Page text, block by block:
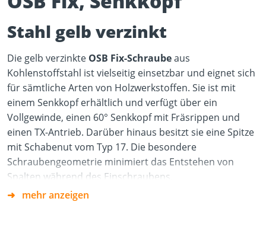
Stahl gelb verzinkt
Die gelb verzinkte OSB Fix-Schraubeaus
Kohlenstoffstahl ist vielseitig einsetzbar und eignet sich
für sämtliche Arten von Holzwerkstoffen. Sie ist mit
einem Senkkopf erhältlich und verfügt über ein
Vollgewinde, einen 60° Senkkopf mit Fräsrippen und
einen TX-Antrieb. Darüber hinaus besitzt sie eine Spitze
mit Schabenut vom Typ 17. Die besondere
Schraubengeometrie minimiert das Entstehen von
Spalten während des Einschraubens.
Vorteile
mehr anzeigen